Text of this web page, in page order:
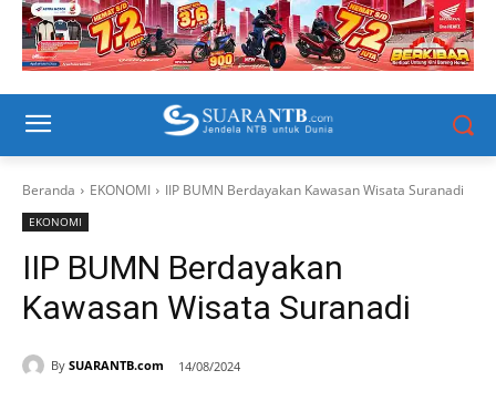
Beranda EKONOMI IIP BUMN Berdayakan Kawasan Wisata Suranadi
EKONOMI
IIP BUMN Berdayakan
Kawasan Wisata Suranadi
By SUARANTB.com 14/08/2024